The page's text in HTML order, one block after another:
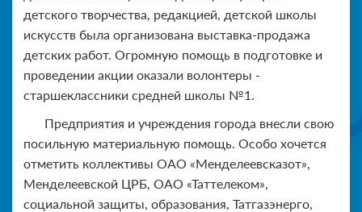
детского творчества, редакцией, детской школы
искусств была организована выставка-продажа
детских работ. Огромную помощь в подготовке и
проведении акции оказали волонтеры -
старшеклассники средней школы №1.
Предприятия и учреждения города внесли свою
посильную материальную помощь. Особо хочется
отметить коллективы ОАО «Менделеевсказот»,
Менделеевской ЦРБ, ОАО «Таттелеком»,
социальной защиты, образования, Татгазэнерго,